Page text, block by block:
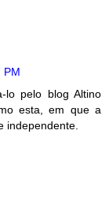
PM
lo pelo blog Altino
esta, em que a
independente.